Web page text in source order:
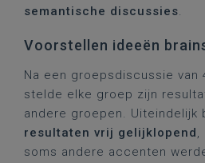
semantische discussies.
Voorstellen ideeën
Na een groepsdiscussie van
stelde elke groep zijn
andere groepen. Uiteindelijk
resultaten vrij gelijklopend,
soms andere accenten